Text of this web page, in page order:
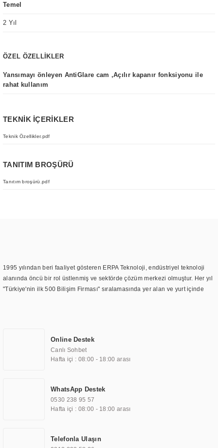
Temel
2 Yıl
ÖZEL ÖZELLİKLER
Yansımayı önleyen AntiGlare cam ,Açılır kapanır fonksiyonu ile
rahat kullanım
TEKNİK İÇERİKLER
Teknik Özellikler.pdf
TANITIM BROŞÜRÜ
Tanıtım broşürü.pdf
1995 yılından beri faaliyet gösteren ERPA Teknoloji, endüstriyel teknoloji
alanında öncü bir rol üstlenmiş ve sektörde çözüm merkezi olmuştur. Her yıl
"Türkiye'nin ilk 500 Bilişim Firması" sıralamasında yer alan ve yurt içinde
TOCHI markası altında kendi ürettiği ürünlerde kullanmıştır. Günümüzde
TOCHI; videowall, digital signage, kiosk, totem, akıllı durak ekranı, araç içi
ekran, asansör ekranı, digital menüboard, marin ekran, medikal ekran,
ekranları, endüstriyel ekranlar, kapı önü bilgi ekranları, panel PC,
endüstriyel Panel PC, mini PC, endüstriyel mini PC ve akıllı bina sistemleri
gibi çözümleri 4.5" ile 110” boyutları arasında üretebilirken, ayrıca standart
Online Destek
Canlı Sohbet
Hafta içi : 08:00 - 18:00 arası
WhatsApp Destek
0530 238 95 57
Hafta içi : 08:00 - 18:00 arası
Telefonla Ulaşın